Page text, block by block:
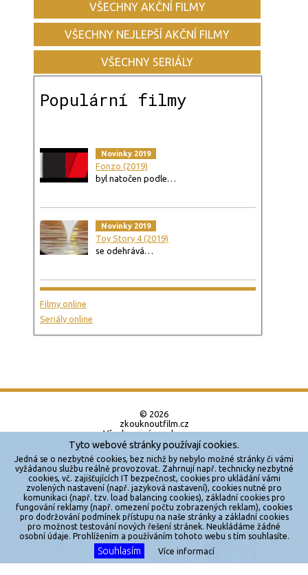
X
VŠECHNY AKČNÍ FILMY
VŠECHNY NEJLEPŠÍ AKČNÍ FILMY
VŠECHNY SERIÁLY
Populární filmy
Novinky 2019
Fonzo (2019)
byl natočen podle…
Novinky 2019
Toy Story 4 (2019)
se odehrává…
Filmy online
Seriály online
© 2026
zkouknoutfilm.cz
Všechna práva vyhrazena.
Powered by
Reklama
Sítě
Redakce
Jakékoliv užití obsahu je bez souhlasu provozovatele zakázáno.
Tyto webové stránky používají cookies.
Jedná se o nezbytné cookies, bez nichž by nebylo možné stránky či vámi
vyžádanou službu reálně provozovat. Zahrnují např. technicky nezbytné
cookies, vč. zajišťujících IT bezpečnost, cookies pro ukládání vámi
zvolených nastavení (např. jazyková nastavení), cookies nutné pro
komunikaci (např. tzv. load balancing cookies), základní cookies pro
fungování reklamy (např. omezení počtu zobrazených reklam), cookies
pro dodržování podmínek přístupu na naše stránky a základní cookies
pro možnost testování nových řešení stránek. Neukládáme žádné
osobní údaje. Prohlížením a používáním tohoto webu s tím souhlasíte.
Souhlasím Více informací